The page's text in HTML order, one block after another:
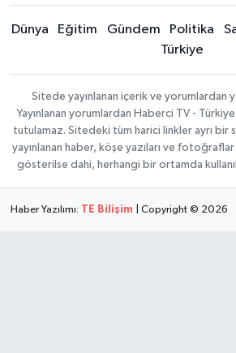
Dünya Eğitim Gündem Politika
Türkiye
Sitede yayınlanan içerik ve yorumlardan
Yayınlanan yorumlardan Haberci TV -
tutulamaz. Sitedeki tüm harici linkler ayrı bir
yayınlanan haber, köşe yazıları ve fotoğraflar
gösterilse dahi, herhangi bir ortamda
Haber Yazılımı: TE Bilişim | Copyright © 2026